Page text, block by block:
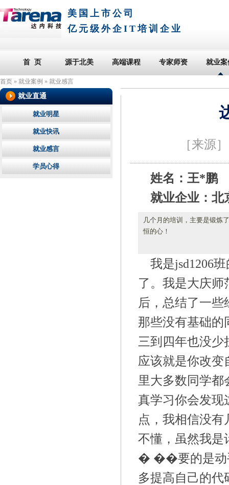
美国上市公司
亿元级外企IT培训企业
首 页 源于北美 高端课程 专家师资 就业案
首页 » 就业案例 » 就业感言
［来源
姓名：王*鹏
就业企业：北
几个月的培训，主要是锻炼
恒的心！
我是jsd1206
了。我是大庆师
后，总结了一
那些没有基础的
三到四年也没少
应该就是你改变
里大多数同学
真学习你会发现
点，我相信没
不懂，虽然我是
� ��要的是动
多提高自己的代
就业直通
就业明星
就业快讯
就业感言
学员心得